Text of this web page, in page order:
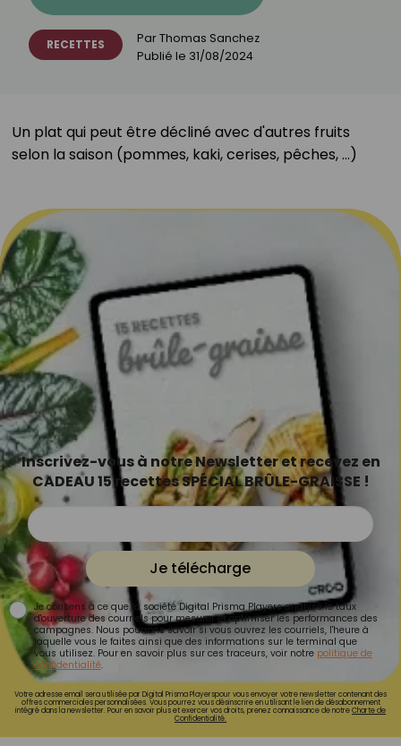
RECETTES ParThomas Sanchez
Publié le 31/08/2024
Un plat qui peut être décliné avec d'autres fruits
selon la saison (pommes, kaki, cerises, pêches, ...)⁣
Inscrivez-vous à notre Newsletter et recevez en
CADEAU 15 recettes SPÉCIAL BRÛLE-GRAISSE !
Je télécharge
Je consens à ce que la société Digital Prisma Players analyse le taux
d'ouverture des courriels pour mesurer et optimiser les performances des
campagnes. Nous pourrons savoir si vous ouvrez les courriels, l'heure à
laquelle vous le faites ainsi que des informations sur le terminal que
vous utilisez. Pour en savoir plus sur ces traceurs, voir notre politique de
confidentialité.
Votre adresse email sera utilisée par Digital Prisma Playerspour vous envoyer votre newsletter contenant des
offres commerciales personnalisées. Vous pourrez vous désinscrire en utilisant le lien de désabonnement
intégré dans la newsletter. Pour en savoir plus et exercer vos droits, prenez connaissance de notreCharte de
Confidentialité.